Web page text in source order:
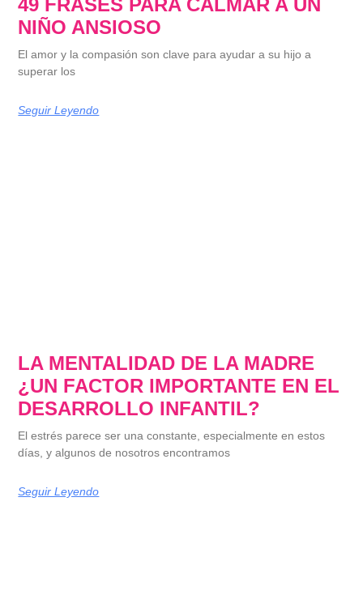
49 FRASES PARA CALMAR A UN
NIÑO ANSIOSO
El amor y la compasión son clave para ayudar a su hijo a
superar los
Seguir Leyendo
LA MENTALIDAD DE LA MADRE
¿UN FACTOR IMPORTANTE EN EL
DESARROLLO INFANTIL?
El estrés parece ser una constante, especialmente en estos
días, y algunos de nosotros encontramos
Seguir Leyendo